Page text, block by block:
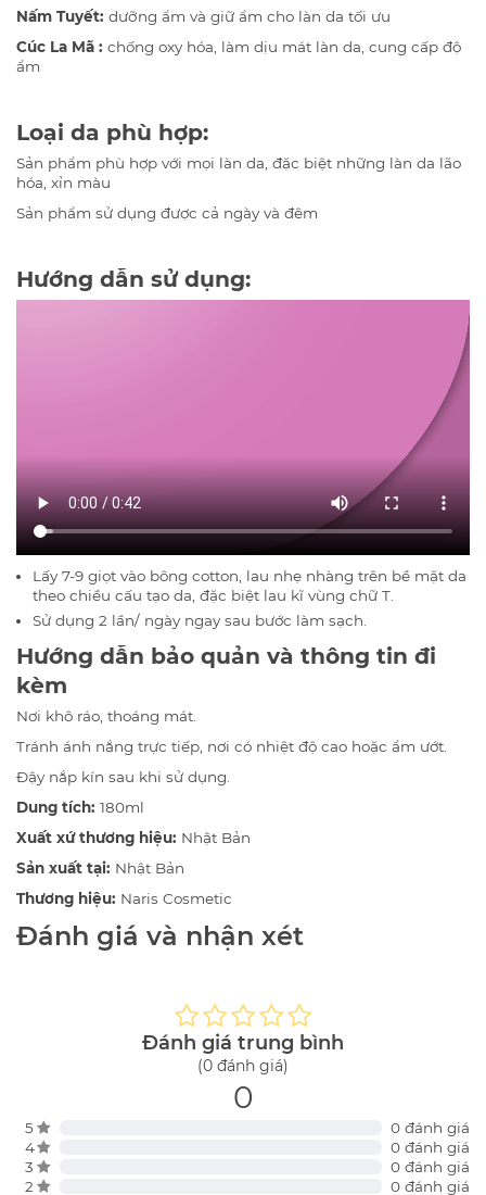
Nấm Tuyết: dưỡng ẩm và giữ ẩm cho làn da tối ưu
Cúc La Mã : chống oxy hóa, làm dịu mát làn da, cung cấp độ
ẩm
Loại da phù hợp:
Sản phẩm phù hợp với mọi làn da, đặc biệt những làn da lão
hóa, xỉn màu
Sản phẩm sử dụng được cả ngày và đêm
Hướng dẫn sử dụng:
Lấy 7-9 giọt vào bông cotton, lau nhẹ nhàng trên bề mặt da
theo chiều cấu tạo da, đặc biệt lau kĩ vùng chữ T.
Sử dụng 2 lần/ ngày ngay sau bước làm sạch.
Hướng dẫn bảo quản và thông tin đi
kèm
Nơi khô ráo, thoáng mát.
Tránh ánh nắng trực tiếp, nơi có nhiệt độ cao hoặc ẩm ướt.
Đậy nắp kín sau khi sử dụng.
Dung tích: 180ml
Xuất xứ thương hiệu: Nhật Bản
Sản xuất tại: Nhật Bản
Thương hiệu: Naris Cosmetic
Đánh giá và nhận xét
Đánh giá trung bình
(0 đánh giá)
0
5
0 đánh giá
4
0 đánh giá
3
0 đánh giá
2
0 đánh giá